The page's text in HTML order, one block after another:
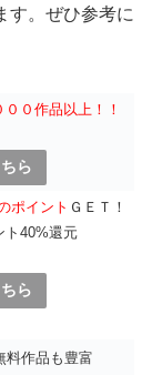
す。ぜひ参考に
０作品以上！！
ら
ポイント ＧＥＴ！
ト40%還元
ら
料作品も豊富